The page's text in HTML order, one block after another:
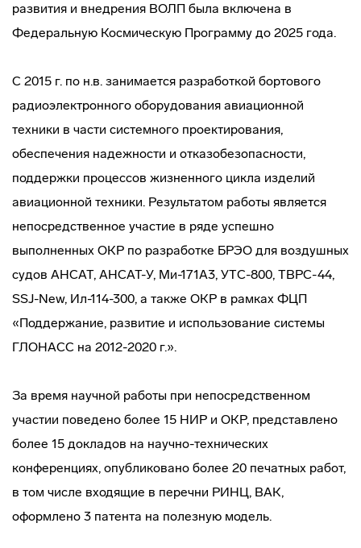
развития и внедрения ВОЛП была включена в
Федеральную Космическую Программу до 2025 года.
С 2015 г. по н.в. занимается разработкой бортового
радиоэлектронного оборудования авиационной
техники в части системного проектирования,
обеспечения надежности и отказобезопасности,
поддержки процессов жизненного цикла изделий
авиационной техники. Результатом работы является
непосредственное участие в ряде успешно
выполненных ОКР по разработке БРЭО для воздушных
судов АНСАТ, АНСАТ-У, Ми-171А3, УТС-800, ТВРС-44,
SSJ-New, Ил-114-300, а также ОКР в рамках ФЦП
«Поддержание, развитие и использование системы
ГЛОНАСС на 2012-2020 г.».
За время научной работы при непосредственном
участии поведено более 15 НИР и ОКР, представлено
более 15 докладов на научно-технических
конференциях, опубликовано более 20 печатных работ,
в том числе входящие в перечни РИНЦ, ВАК,
оформлено 3 патента на полезную модель.